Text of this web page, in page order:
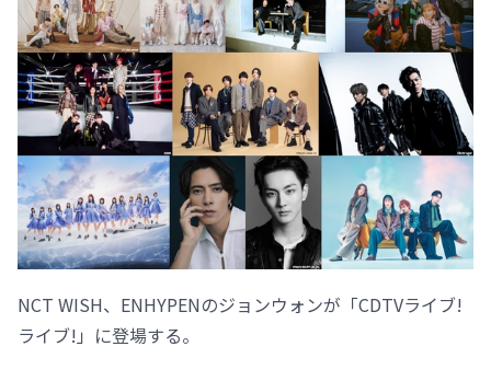
NCT WISH、ENHYPENのジョンウォンが「CDTVライブ!
ライブ!」に登場する。